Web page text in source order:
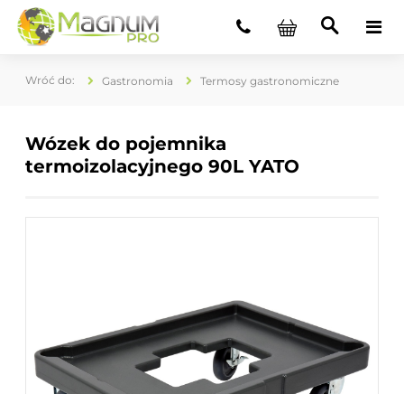
Gastronomia Termosy gastronomiczne
Wózek do pojemnika
termoizolacyjnego 90L YATO